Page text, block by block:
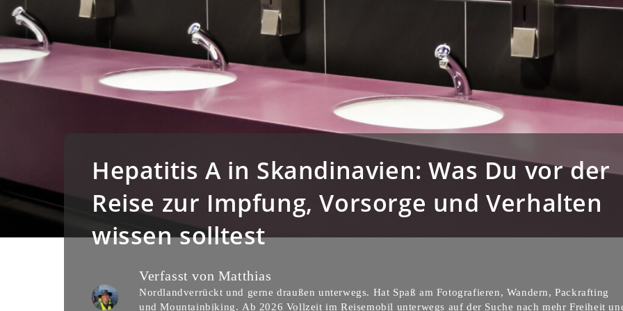
Hepatitis A in Skandinavien: Was Du vor der
Reise zur Impfung, Vorsorge und Verhalten
wissen solltest
Verfasst von Matthias
Nordlandverrückt und gerne draußen unterwegs. Hat Spaß am Fotografieren, Wandern, Packrafting
und Mountainbiking. Ab 2026 Vollzeit im Reisemobil unterwegs auf der Suche nach mehr Freiheit